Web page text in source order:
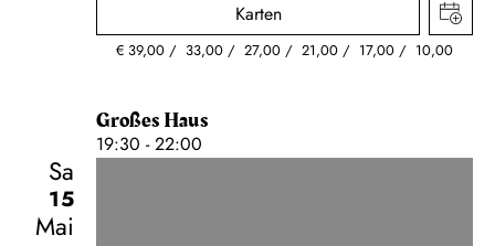
Karten
€ 39,00 33,00 27,00 21,00 17,00 10,00
Großes Haus
19:30 - 22:00
Sa
15
Mai